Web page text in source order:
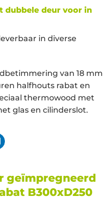
dubbele deur voor in
in diverse
van 18 mm
halfhouts rabat en
thermowood met
glas en cilinderslot.
geïmpregneerd
B300xD250